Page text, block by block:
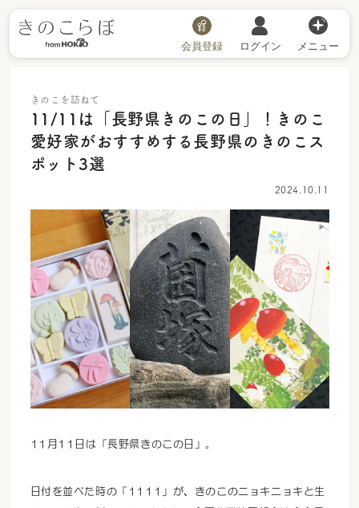
会員登録 ログイン メニュー
きのこを訪ねて
11/11は「長野県きのこの日」！きのこ
愛好家がおすすめする長野県のきのこス
ポット3選
2024.10.11
11月11日は「長野県きのこの日」。
日付を並べた時の「1111」が、きのこのニョキニョキと生